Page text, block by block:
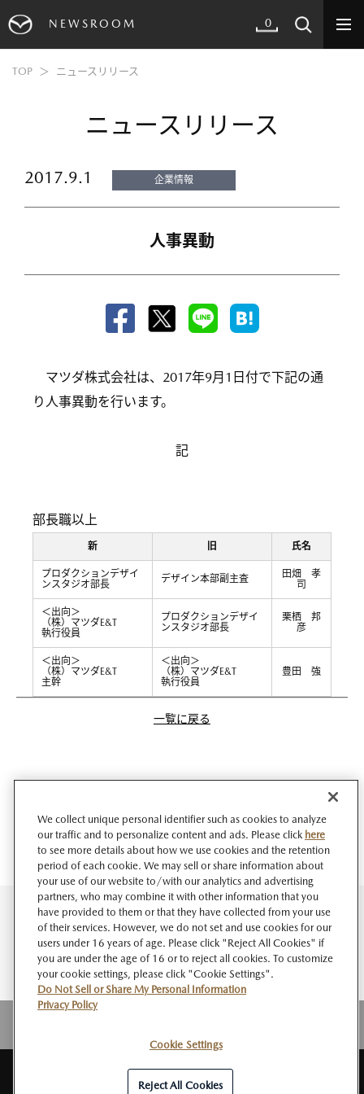
NEWSROOM 0
TOP ニュースリリース
ニュースリリース
2017.9.1 企業情報
人事異動
マツダ株式会社は、2017年9月1日付で下記の通
り人事異動を行います。
記
部長職以上
新 旧 氏名
プロダクションデザイ
ンスタジオ部長
デザイン本部副主査
田畑 孝
司
＜出向＞
（株）マツダE&T
執行役員
プロダクションデザイ
ンスタジオ部長
栗栖 邦
彦
＜出向＞
（株）マツダE&T
主幹
＜出向＞
（株）マツダE&T
執行役員
豊田 強
一覧に戻る
個人情報
の取扱い
ソーシャルメデ
ィアポリシー
We collect unique personal identifier such as cookies to analyze
our traffic and to personalize content and ads. Please click here
to see more details about how we use cookies and the retention
period of each cookie. We may sell or share information about
your use of our website to/with our analytics and advertising
partners, who may combine it with other information that you
have provided to them or that they have collected from your use
of their services. However, we do not set and use cookies for our
users under 16 years of age. Please click "Reject All Cookies" if
you are under the age of 16 or to reject all cookies. To customize
your cookie settings, please click "Cookie Settings".
Do Not Sell or Share My Personal Information
Privacy Policy
Cookie Settings
Reject All Cookies